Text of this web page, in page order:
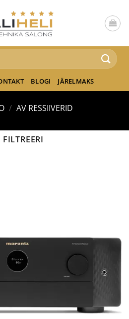
BLOGI JÄRELMAKS
/ AV RESSIIVERID
FILTREERI